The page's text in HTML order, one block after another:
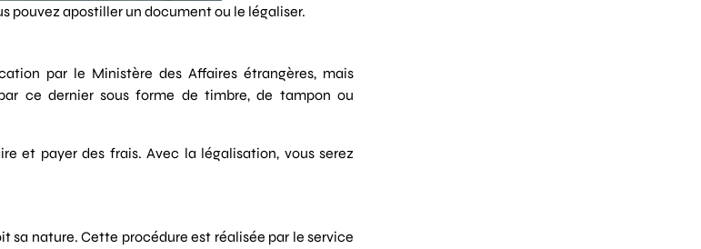
pouvez apostiller un document ou le légaliser.
par le Ministère des Affaires étrangères, mais
ce dernier sous forme de timbre, de tampon ou
et payer des frais. Avec la légalisation, vous serez
sa nature. Cette procédure est réalisée par le service